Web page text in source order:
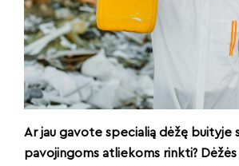
Ar jau gavote specialią dėžę buityje
pavojingoms atliekoms rinkti?